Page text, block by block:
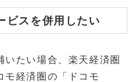
ビスを併用したい
いたい場合、楽天経済圏
モ経済圏の「ドコモ